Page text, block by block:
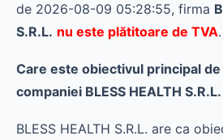
de 2026-08-09 05:28:55, firma
S.R.L. nu este plătitoare de TVA.
Care este obiectivul principal
companiei BLESS HEALTH S.R.L.
BLESS HEALTH S.R.L. are ca